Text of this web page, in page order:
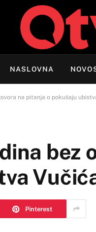
NASLOVNA
na pitanja o pokušaju
bez
Pinterest